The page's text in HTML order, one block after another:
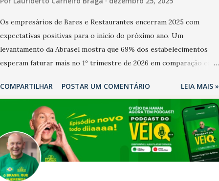
Os empresários de Bares e Restaurantes encerram 2025 com
expectativas positivas para o início do próximo ano. Um
levantamento da Abrasel mostra que 69% dos estabelecimentos
esperam faturar mais no 1º trimestre de 2026 em comparação com
ano, 56% também projetam crescimento (foto Helena Lopes). A
confiança do setor é sustentada principalmente pelo desempenho
recente das empresas, impulsionado pelas confraternizações de
fim de ano e pelo pagamento do 13º Salário para um número maior
de trabalhadores, já que o país tem a menor taxa de desemprego
dos anos recentes. Ainda segundo a Pesquisa, em novembro de
2025, 40% dos bares e restaurantes operaram com lucro e outros
COMPARTILHAR POSTAR UM COMENTÁRIO LEIA MAIS »